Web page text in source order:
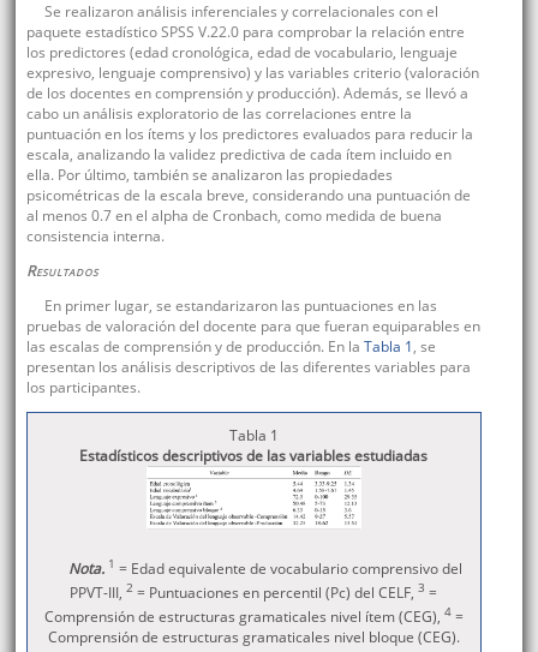
Se realizaron análisis inferenciales y correlacionales con el
paquete estadístico SPSS V.22.0 para comprobar la relación entre
los predictores (edad cronológica, edad de vocabulario, lenguaje
expresivo, lenguaje comprensivo) y las variables criterio (valoración
de los docentes en comprensión y producción). Además, se llevó a
cabo un análisis exploratorio de las correlaciones entre la
puntuación en los ítems y los predictores evaluados para reducir la
escala, analizando la validez predictiva de cada ítem incluido en
ella. Por último, también se analizaron las propiedades
psicométricas de la escala breve, considerando una puntuación de
al menos 0.7 en el alpha de Cronbach, como medida de buena
consistencia interna.
Resultados
En primer lugar, se estandarizaron las puntuaciones en las
pruebas de valoración del docente para que fueran equiparables en
las escalas de comprensión y de producción. En la Tabla 1, se
presentan los análisis descriptivos de las diferentes variables para
los participantes.
Tabla 1
Estadísticos descriptivos de las variables estudiadas
Nota. 1 = Edad equivalente de vocabulario comprensivo del
PPVT-III,2 = Puntuaciones en percentil (Pc) del CELF,3 =
Comprensión de estructuras gramaticales nivel ítem (CEG), 4=
Comprensión de estructuras gramaticales nivel bloque (CEG).